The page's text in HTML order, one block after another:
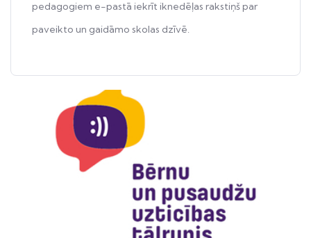
pedagogiem e-pastā iekrīt iknedēļas rakstiņš par
paveikto un gaidāmo skolas dzīvē.